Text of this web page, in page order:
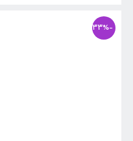
-33%